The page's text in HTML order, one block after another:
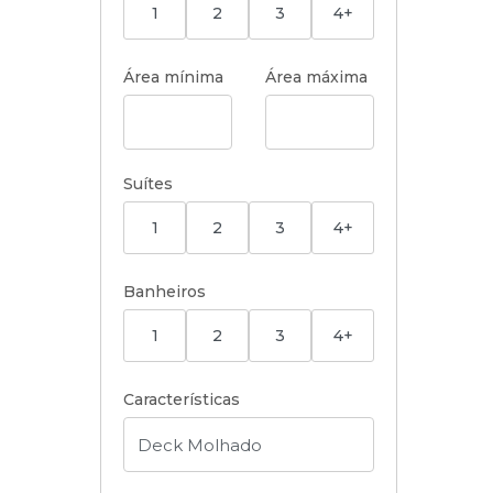
1 2 3 4+
Área mínima Área máxima
Suítes
1 2 3 4+
Banheiros
1 2 3 4+
Características